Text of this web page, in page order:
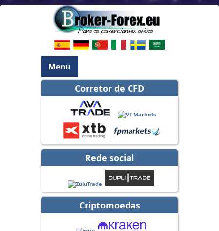
Menu
Corretor de CFD
Rede social
Criptomoedas